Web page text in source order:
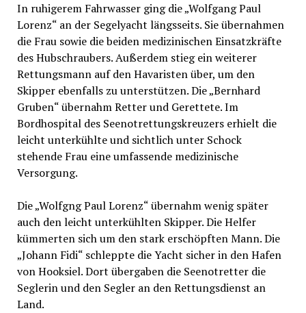
In ruhigerem Fahrwasser ging die „Wolfgang Paul
Lorenz“ an der Segelyacht längsseits. Sie übernahmen
die Frau sowie die beiden medizinischen Einsatzkräfte
des Hubschraubers. Außerdem stieg ein weiterer
Rettungsmann auf den Havaristen über, um den
Skipper ebenfalls zu unterstützen. Die „Bernhard
Gruben“ übernahm Retter und Gerettete. Im
Bordhospital des Seenotrettungskreuzers erhielt die
leicht unterkühlte und sichtlich unter Schock
stehende Frau eine umfassende medizinische
Versorgung.
Die „Wolfgng Paul Lorenz“ übernahm wenig später
auch den leicht unterkühlten Skipper. Die Helfer
kümmerten sich um den stark erschöpften Mann. Die
„Johann Fidi“ schleppte die Yacht sicher in den Hafen
von Hooksiel. Dort übergaben die Seenotretter die
Seglerin und den Segler an den Rettungsdienst an
Land.